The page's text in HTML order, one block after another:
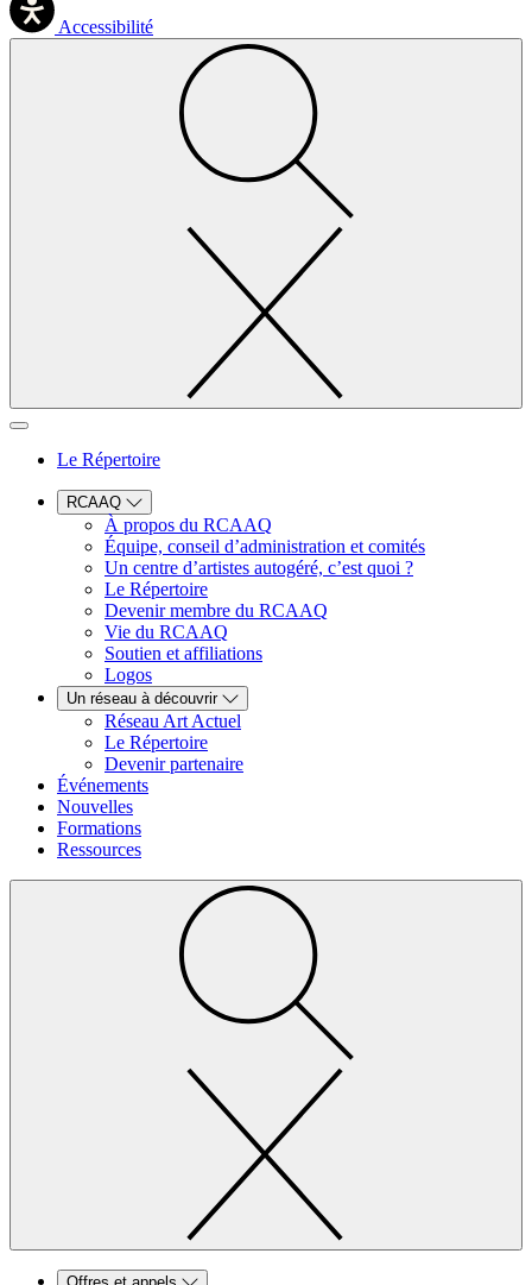
Accessibilité
Le Répertoire
RCAAQ
À propos du RCAAQ
Équipe, conseil d’administration et comités
Un centre d’artistes autogéré, c’est quoi ?
Le Répertoire
Devenir membre du RCAAQ
Vie du RCAAQ
Soutien et affiliations
Logos
Un réseau à découvrir
Réseau Art Actuel
Le Répertoire
Devenir partenaire
Événements
Nouvelles
Formations
Ressources